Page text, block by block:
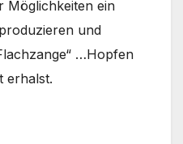
Möglichkeiten ein
und
…Hopfen
erhalst.